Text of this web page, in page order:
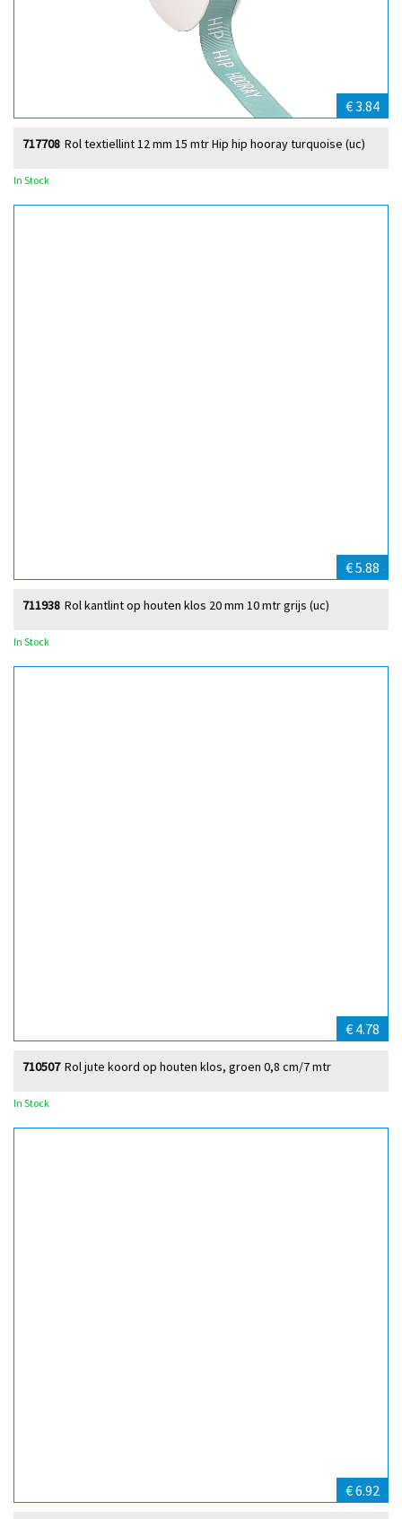
€ 3.84
Rol textiellint 12 mm 15 mtr Hip hip hooray turquoise (uc)
717708
In Stock
€ 5.88
Rol kantlint op houten klos 20 mm 10 mtr grijs (uc)
711938
In Stock
€ 4.78
Rol jute koord op houten klos, groen 0,8 cm/7 mtr
710507
In Stock
€ 6.92